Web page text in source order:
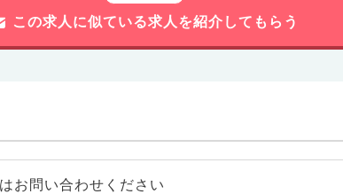
この求人に似ている求人を紹介してもらう
お問い合わせください